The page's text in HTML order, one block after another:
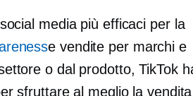
media più efficaci per la
e vendite per marchi e
o dal prodotto, TikTok
sfruttare al meglio la